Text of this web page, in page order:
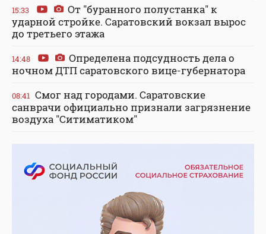
15:33
От "буранного полустанка" к
ударной стройке. Саратовский вокзал вырос
до третьего этажа
14:48
Определена подсудность дела о
ночном ДТП саратовского вице-губернатора
08:41 Смог над городами. Саратовские
санврачи официально признали загрязнение
воздуха "Ситиматиком"